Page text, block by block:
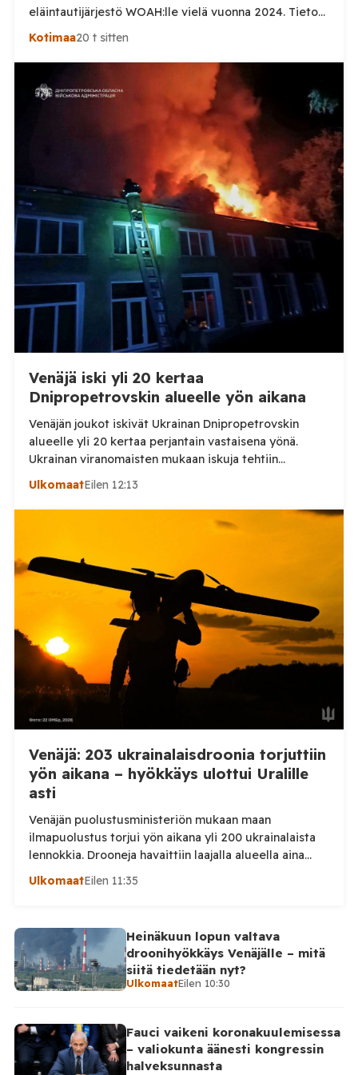
eläintautijärjestö WOAH:lle vielä vuonna 2024. Tieto
haastaa kokoomuksen kansanedustaja Timo Heinosen
sikaruttoilmoituksista. Suomi on puolestaan
ilmoittanut tuoreesta Virolahden tapauksesta sekä
WOAH:n kautta että suoraan Venäjän
eläinlääkintäviranomaisille. Ruokavirasto kertoi Posi
TV:lle tarkempia tietoja Suomen ensimmäisestä
afrikkalaisen sikaruton tapauksesta sekä
eläintautitietojen vaihdosta […]
Kotimaa20 t sitten
Venäjä iski yli 20 kertaa
Dnipropetrovskin alueelle yön aikana
Venäjän joukot iskivät Ukrainan Dnipropetrovskin
alueelle yli 20 kertaa perjantain vastaisena yönä.
Ukrainan viranomaisten mukaan iskuja tehtiin
drooneilla ja tykistöllä viidelle eri alueelle.
alueellisen sotilashallinnon johtaja Oleksandr Hanzha
kertoi perjantaiaamuna 7. elokuuta julkaisemassaan
hyökkäsivät yön aikana yli 20 kertaa viidelle alueelle.
Nikopolin alueella iskuja kohdistui Nikopolin
kaupunkiin sekä […]
UlkomaatEilen 12:13
Venäjä: 203 ukrainalaisdroonia torjuttiin
yön aikana – hyökkäys ulottui Uralille
asti
Venäjän puolustusministeriön mukaan maan
ilmapuolustus torjui yön aikana yli 200 ukrainalaista
lennokkia. Drooneja havaittiin laajalla alueella aina
Uralille asti. Venäjän puolustusministeriön virallisen
miehittämätöntä ilma-alusta torstai-illan 6. elokuuta
ja perjantaiaamun 7. elokuuta välisenä aikana.
Ministeriön ilmoitus koskee aikaväliä kello 20–08
Moskovan aikaa. Ministeriön mukaan drooneja
torjuttiin […]
UlkomaatEilen 11:35
Heinäkuun lopun valtava
droonihyökkäys Venäjälle – mitä
siitä tiedetään nyt?
UlkomaatEilen 10:30
Fauci vaikeni koronakuulemisessa
– valiokunta äänesti kongressin
halveksunnasta